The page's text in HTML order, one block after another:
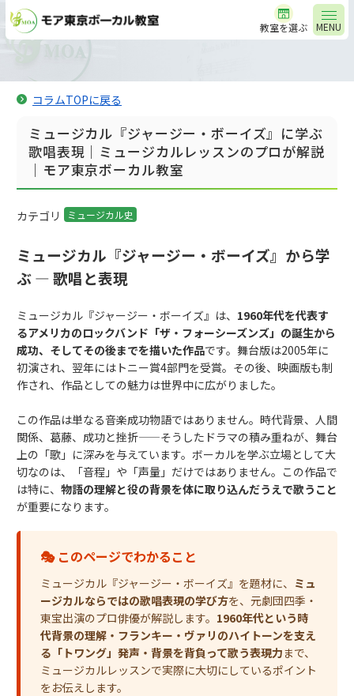
MENU
教室を選ぶ
コラムTOPに戻る
ミュージカル『ジャージー・ボーイズ』に学ぶ
歌唱表現｜ミュージカルレッスンのプロが解説
｜モア東京ボーカル教室
カテゴリ ミュージカル史
ミュージカル『ジャージー・ボーイズ』から学
ぶ ― 歌唱と表現
ミュージカル『ジャージー・ボーイズ』は、 1960年代を代表す
るアメリカのロックバンド「ザ・フォーシーズンズ」の誕生から
成功、そしてその後までを描いた作品です。舞台版は2005年に
初演され、翌年にはトニー賞4部門を受賞。その後、映画版も制
作され、作品としての魅力は世界中に広がりました。
この作品は単なる音楽成功物語ではありません。時代背景、人間
関係、葛藤、成功と挫折——そうしたドラマの積み重ねが、舞台
上の「歌」に深みを与えています。ボーカルを学ぶ立場として大
切なのは、「音程」や「声量」だけではありません。この作品で
は特に、 物語の理解と役の背景を体に取り込んだうえで歌うこと
が重要になります。
🎭 このページでわかること
ミュージカル『ジャージー・ボーイズ』を題材に、 ミュ
ージカルならではの歌唱表現の学び方を、元劇団四季・
東宝出演のプロ俳優が解説します。 1960年代という時
代背景の理解・フランキー・ヴァリのハイトーンを支え
る「トワング」発声・背景を背負って歌う表現力まで、
ミュージカルレッスンで実際に大切にしているポイント
をお伝えします。